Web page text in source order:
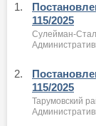
1.
115/2025
Сулейман-
2.
115/2025
Тарумовский